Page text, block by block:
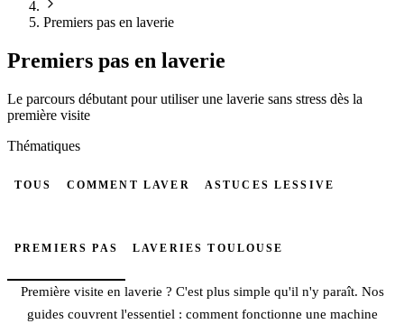
Premiers pas en laverie
Premiers pas en laverie
Le parcours débutant pour utiliser une laverie sans stress dès la
première visite
Thématiques
TOUS COMMENT LAVER ASTUCES LESSIVE
PREMIERS PAS LAVERIES TOULOUSE
Première visite en laverie ? C'est plus simple qu'il n'y paraît. Nos
guides couvrent l'essentiel : comment fonctionne une machine